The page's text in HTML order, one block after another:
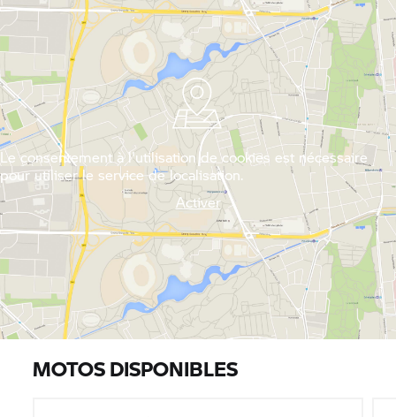
Le consentement à l'utilisation de cookies est nécessaire
pour utiliser le service de localisation.
Activer
MOTOS DISPONIBLES